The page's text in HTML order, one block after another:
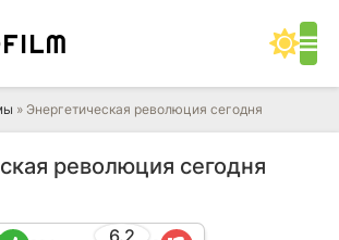
FILM
» Энергетическая революция сегодня
революция сегодня
6.2